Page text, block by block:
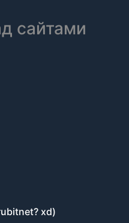
сайтами
xd)